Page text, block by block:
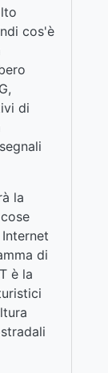
cos'è
di
la
di
è la